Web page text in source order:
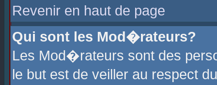
Revenir en haut de page
Qui sont les Mod�rateurs?
Les Mod�rateurs sont des
le but est de veiller au respect